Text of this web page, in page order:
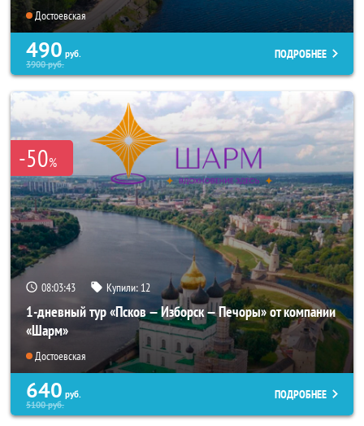
Достоевская
490 руб.
3900руб.
ПОДРОБНЕЕ
-50%
08:03:42 Купили: 12
1-дневный тур «Псков — Изборск — Печоры» от компании
«Шарм»
Достоевская
640 руб.
5100руб.
ПОДРОБНЕЕ